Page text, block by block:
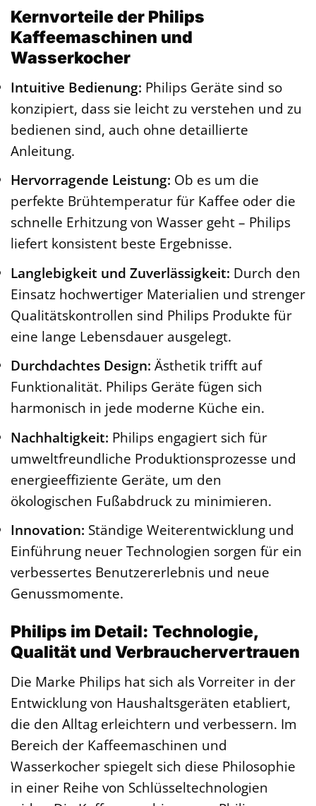
Kernvorteile der Philips
Kaffeemaschinen und
Wasserkocher
Intuitive Bedienung: Philips Geräte sind so
konzipiert, dass sie leicht zu verstehen und zu
bedienen sind, auch ohne detaillierte
Anleitung.
Hervorragende Leistung: Ob es um die
perfekte Brühtemperatur für Kaffee oder die
schnelle Erhitzung von Wasser geht – Philips
liefert konsistent beste Ergebnisse.
Langlebigkeit und Zuverlässigkeit: Durch den
Einsatz hochwertiger Materialien und strenger
Qualitätskontrollen sind Philips Produkte für
eine lange Lebensdauer ausgelegt.
Durchdachtes Design: Ästhetik trifft auf
Funktionalität. Philips Geräte fügen sich
harmonisch in jede moderne Küche ein.
Nachhaltigkeit: Philips engagiert sich für
umweltfreundliche Produktionsprozesse und
energieeffiziente Geräte, um den
ökologischen Fußabdruck zu minimieren.
Innovation: Ständige Weiterentwicklung und
Einführung neuer Technologien sorgen für ein
verbessertes Benutzererlebnis und neue
Genussmomente.
Philips im Detail: Technologie,
Qualität und Verbrauchervertrauen
Die Marke Philips hat sich als Vorreiter in der
Entwicklung von Haushaltsgeräten etabliert,
die den Alltag erleichtern und verbessern. Im
Bereich der Kaffeemaschinen und
Wasserkocher spiegelt sich diese Philosophie
in einer Reihe von Schlüsseltechnologien